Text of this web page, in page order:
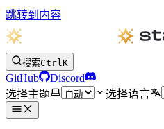
跳转到内容
搜索CtrlK
GitHub
Discord
选择主题
选择语言